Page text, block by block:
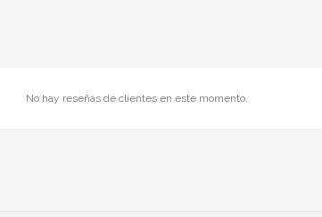
No hay reseñas de clientes en este momento.